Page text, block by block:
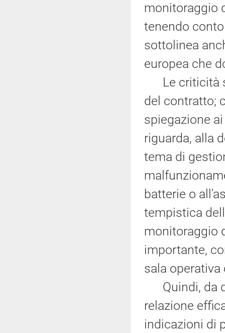
monitoraggio
tenendo
sottolinea
europea che
Le criticità
del contratto;
spiegazione
riguarda, alla
tema di
batterie o
tempistica
monitoraggio
importante,
sala
Quindi, da
relazione
indicazioni di